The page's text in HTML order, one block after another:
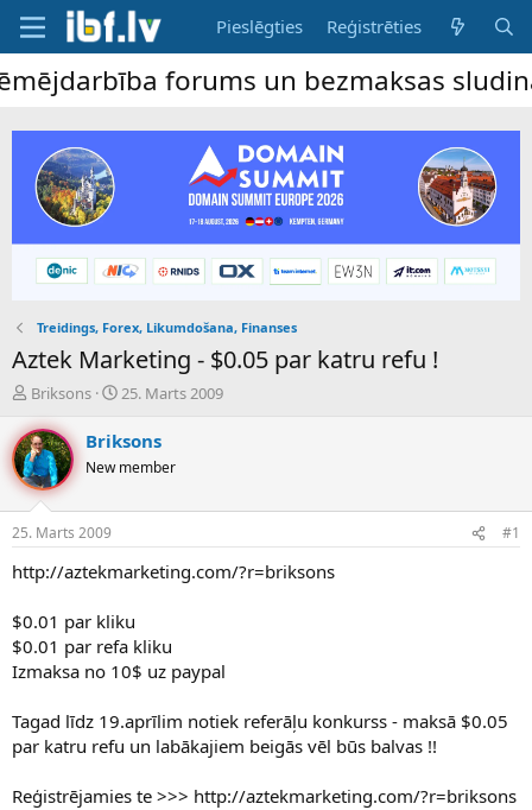
Pieslēgties Reģistrēties
forums un bezmaksas
Treidings, Forex, Likumdošana, Finanses
Aztek Marketing - $0.05 par katru refu !
P
v
e
d
i
n
a
u
s
ā
c
s
Briksons
S
k
m
a
u
s
25. Marts 2009
Briksons
New member
25. Marts 2009 #1
http://aztekmarketing.com/?r=briksons
$0.01 par kliku
$0.01 par refa kliku
Izmaksa no 10$ uz paypal
Tagad līdz 19.aprīlim notiek referāļu konkurss - maksā $0.05
par katru refu un labākajiem beigās vēl būs balvas !!
Reģistrējamies te >>> http://aztekmarketing.com/?r=briksons